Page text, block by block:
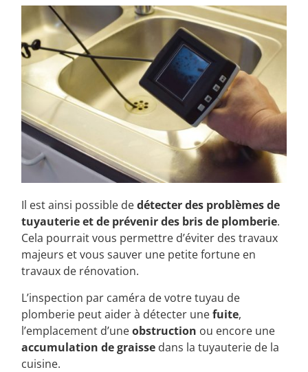
Il est ainsi possible dedétecter des problèmes de
tuyauterie et de prévenir des bris de plomberie.
Cela pourrait vous permettre d’éviter des travaux
majeurs et vous sauver une petite fortune en
travaux de rénovation.
L’inspection par caméra de votre tuyau de
plomberie peut aider à détecter unefuite,
l’emplacement d’uneobstruction ou encore une
accumulation de graisse dans la tuyauterie de la
cuisine.